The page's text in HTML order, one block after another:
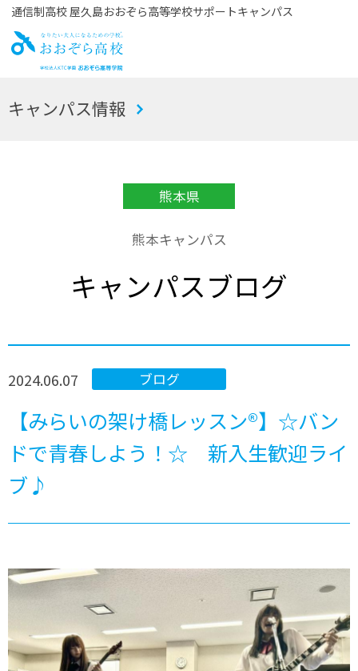
通信制高校 屋久島おおぞら高等学校サポートキャンパス
お
キャンパス情報
熊本県
熊本キャンパス
キャンパスブログ
ブログ
2024.06.07
【みらいの架け橋レッスン®】☆バン
ドで青春しよう！☆ 新入生歓迎ライ
ブ♪